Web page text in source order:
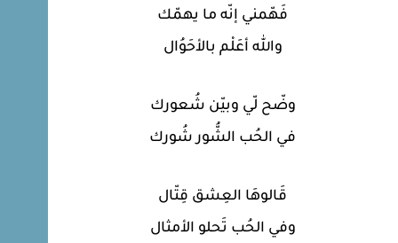
فَهّمني إنّه ما يهمّك
والله أعَلْم بالأحَوُال
وضّح لّي وبيّن شُعورك
في الحُب الشُّور شُورك
قَالوهَا العِشق قِتّال
وفي الحُب تَحلو الأمثال